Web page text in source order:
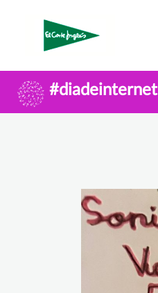
#diadeinternet